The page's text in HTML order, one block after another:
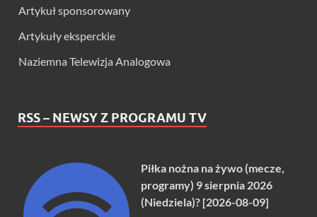
Artykuł sponsorowany
Artykuły eksperckie
Naziemna Telewizja Analogowa
RSS – NEWSY Z PROGRAMU TV
Piłka nożna na żywo (mecze,
programy) 9 sierpnia 2026
(Niedziela)? [2026-08-09]